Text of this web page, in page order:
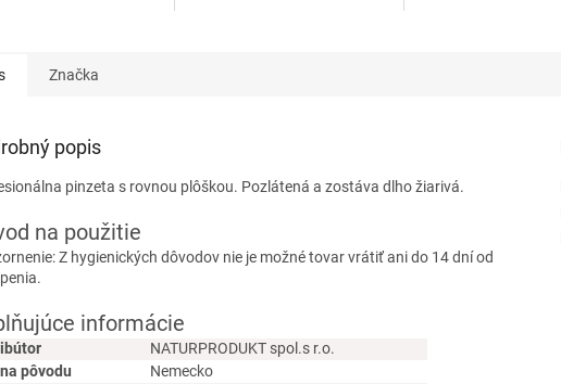
Značka
popis
pinzeta s rovnou plôškou. Pozlátená a zostáva dlho žiarivá.
na použitie
Z hygienických dôvodov nie je možné tovar vrátiť ani do 14 dní od
informácie
NATURPRODUKT spol.s r.o.
pôvodu
Nemecko